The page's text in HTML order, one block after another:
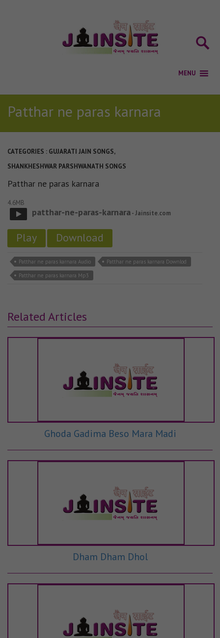
Patthar ne paras karnara
CATEGORIES : GUJARATI JAIN SONGS,
SHANKHESHWAR PARSHWANATH SONGS
Patthar ne paras karnara
4.6MB
patthar-ne-paras-karnara- Jainsite.com
Play Download
Patthar ne paras karnara Audio
Patthar ne paras karnara Downlod
Patthar ne paras karnara Mp3
Related Articles
Ghoda Gadima Beso Mara Madi
Dham Dham Dhol